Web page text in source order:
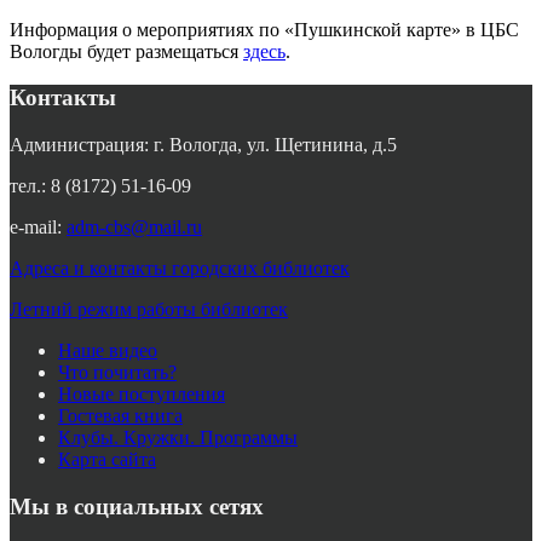
Информация о мероприятиях по «Пушкинской карте» в ЦБС
Вологды будет размещаться здесь.
Контакты
Администрация: г. Вологда, ул. Щетинина, д.5
тел.: 8 (8172) 51-16-09
e-mail: adm-cbs@mail.ru
Адреса и контакты городских библиотек
Летний режим работы библиотек
Наше видео
Что почитать?
Новые поступления
Гостевая книга
Клубы. Кружки. Программы
Карта сайта
Мы в социальных сетях